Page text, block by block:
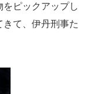
ピックアップし
て、伊丹刑事た